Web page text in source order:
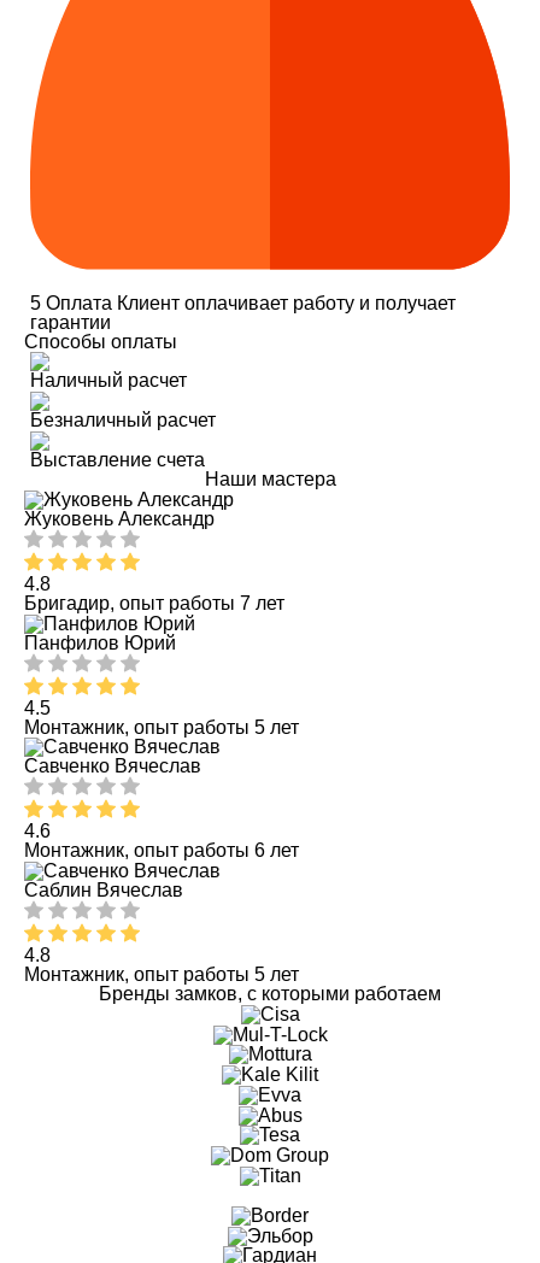
5 Оплата Клиент оплачивает работу и получает
гарантии
Способы оплаты
Наличный расчет
Безналичный расчет
Выставление счета
Наши мастера
Жуковень Александр
4.8
Бригадир, опыт работы 7 лет
Панфилов Юрий
4.5
Монтажник, опыт работы 5 лет
Савченко Вячеслав
4.6
Монтажник, опыт работы 6 лет
Саблин Вячеслав
4.8
Монтажник, опыт работы 5 лет
Бренды замков, с которыми работаем